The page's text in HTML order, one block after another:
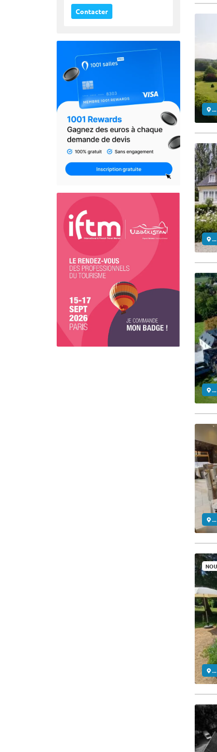
Contacter
...
...
...
...
...